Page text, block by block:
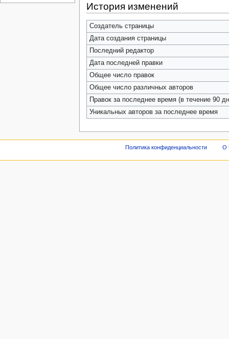
История изменений
Создатель страницы
Дата создания страницы
Последний редактор
Дата последней правки
Общее число правок
Общее число различных авторов
Правок за последнее время (в течение 90
Уникальных авторов за последнее время
Политика конфиденциальности О